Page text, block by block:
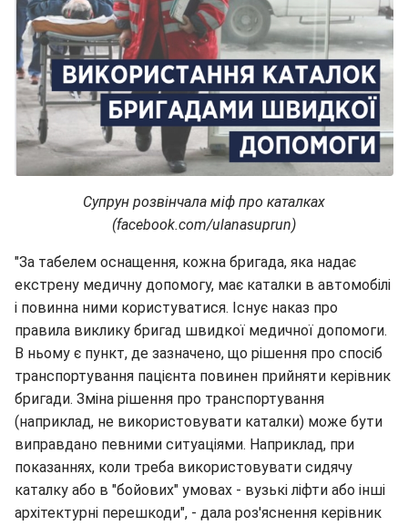
Супрун розвінчала міф про каталках
(facebook.com/ulanasuprun)
"За табелем оснащення, кожна бригада, яка надає
екстрену медичну допомогу, має каталки в автомобілі
і повинна ними користуватися. Існує наказ про
правила виклику бригад швидкої медичної допомоги.
В ньому є пункт, де зазначено, що рішення про спосіб
транспортування пацієнта повинен прийняти керівник
бригади. Зміна рішення про транспортування
(наприклад, не використовувати каталки) може бути
виправдано певними ситуаціями. Наприклад, при
показаннях, коли треба використовувати сидячу
каталку або в "бойових" умовах - вузькі ліфти або інші
архітектурні перешкоди", - дала роз'яснення керівник